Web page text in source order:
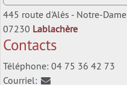
445 route d'Alès - Notre-Dame
07230 Lablachère
Contacts
Téléphone: 04 75 36 42 73
Courriel: